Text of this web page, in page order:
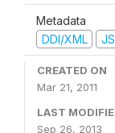
Metadata
DDI/XML
CREATED ON
Mar 21, 2011
LAST
Sep 26, 2013